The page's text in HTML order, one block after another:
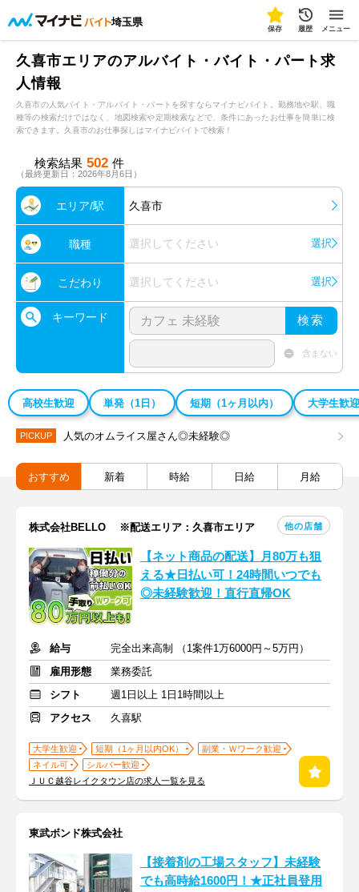
埼玉県
保存 履歴 メニュー
久喜市エリアのアルバイト・バイト・パート求
人情報
久喜市の人気バイト・アルバイト・パートを探すならマイナビバイト。勤務地や駅、職
種等の検索だけではなく、地図検索や定期検索などで、条件にあったお仕事を簡単に検
索できます。久喜市のお仕事探しはマイナビバイトで検索！
検索結果 502 件
（最終更新日：2026年8月6日）
エリア/駅 久喜市
職種 選択してください 選択
こだわり 選択してください 選択
キーワード 検索
含まない
高校生歓迎 単発（1日） 短期（1ヶ月以内） 大学生歓迎
PICKUP 人気のオムライス屋さん◎未経験◎
おすすめ 新着 時給 日給 月給
株式会社BELLO ※配送エリア：久喜市エリア 他の店舗
【ネット商品の配送】月80万も狙
える★日払い可！24時間いつでも
◎未経験歓迎！直行直帰OK
給与
完全出来高制 （1案件1万6000円～5万円）
雇用形態
業務委託
シフト
週1日以上 1日1時間以上
アクセス
久喜駅
大学生歓迎 短期（1ヶ月以内OK）
副業・Ｗワーク歓迎
ネイル可
シルバー歓迎
ＪＵＣ越谷レイクタウン店の求人一覧を見る
東武ボンド株式会社
【接着剤の工場スタッフ】未経験
でも高時給1600円！★正社員登用